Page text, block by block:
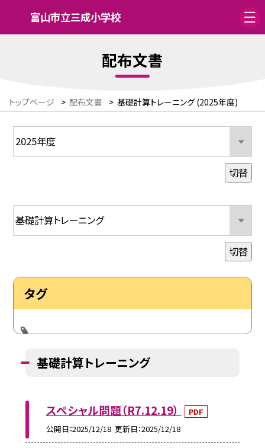
富山市立三成小学校
配布文書
トップページ > 配布文書 > 基礎計算トレーニング (2025年度)
切替
切替
タグ
基礎計算トレーニング
スペシャル問題（R7.12.19）
PDF
公開日 2025/12/18 更新日 2025/12/18